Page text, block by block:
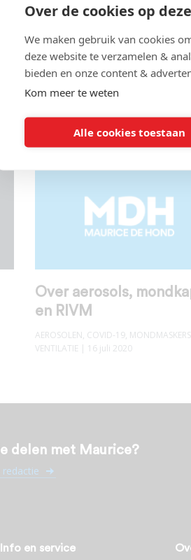
Over de cookies op
We maken gebruik van cookies
deze website te verzamelen &
bieden en onze content &
Kom meer te weten
Alle cookies toestaan
Een visuele reis door
mondmaskers van de
York Times
COVID-19,MONDMASKERS| 12
Over aerosols,
en RIVM
AEROSOLEN, COVID-19, MONDMASKERS
VENTILATIE | 16 juli 2020
delen met Maurice?
Info en service